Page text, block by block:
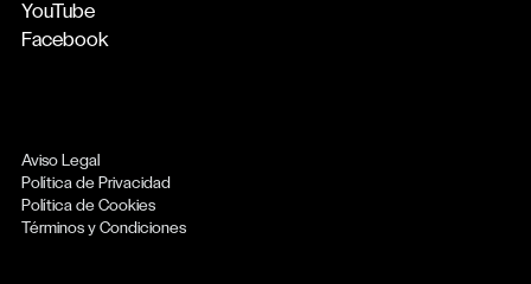
YouTube
Facebook
Aviso Legal
Política de Privacidad
Política de Cookies
Términos y Condiciones